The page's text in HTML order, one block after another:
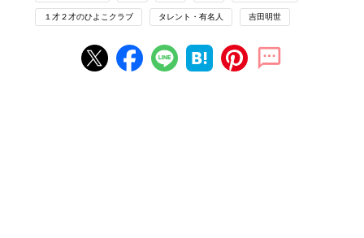
１才２才のひよこクラブ タレント・有名人 吉田明世